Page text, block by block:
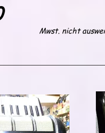
Mwst. nicht